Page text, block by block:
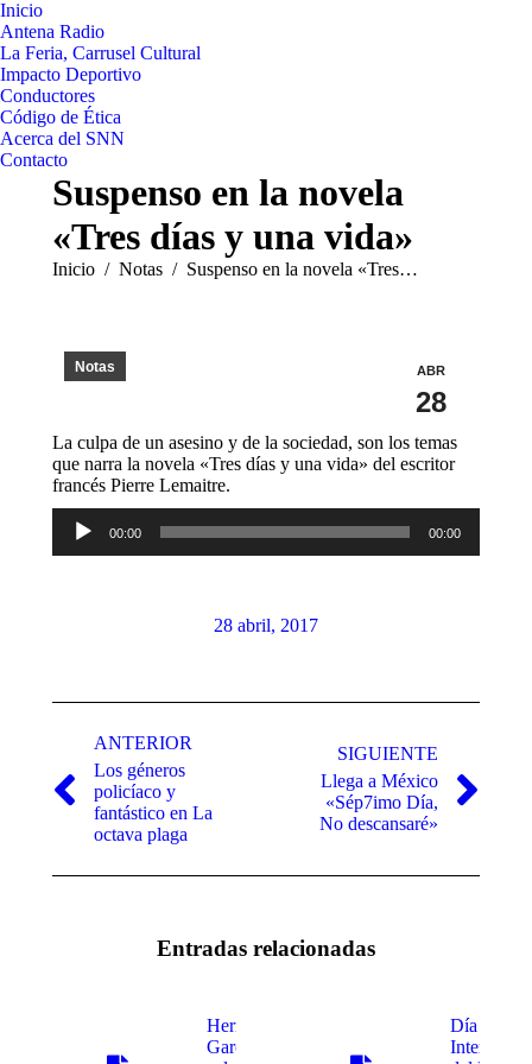
Inicio
Antena Radio
La Feria, Carrusel Cultural
Impacto Deportivo
Conductores
Código de Ética
Acerca del SNN
Contacto
Suspenso en la novela
«Tres días y una vida»
Estás aquí:
Inicio Notas Suspenso en la novela «Tres…
ABR
28
Notas
La culpa de un asesino y de la sociedad, son los temas
que narra la novela «Tres días y una vida» del escritor
francés Pierre Lemaitre.
Reproductor
audio
00:00 00:00
28 abril, 2017
entre
publicaciones
ANTERIOR
Publicación
anterior:
Los géneros
policíaco y
fantástico en La
octava plaga
SIGUIENTE
Publicación
siguiente:
Llega a México
«Sép7imo Día,
No descansaré»
Entradas relacionadas
Hermanas
García
Día